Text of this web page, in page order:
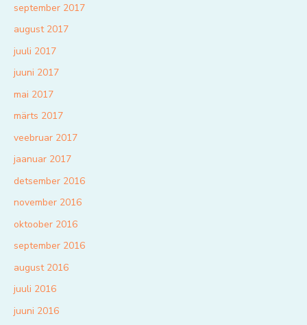
september 2017
august 2017
juuli 2017
juuni 2017
mai 2017
märts 2017
veebruar 2017
jaanuar 2017
detsember 2016
november 2016
oktoober 2016
september 2016
august 2016
juuli 2016
juuni 2016